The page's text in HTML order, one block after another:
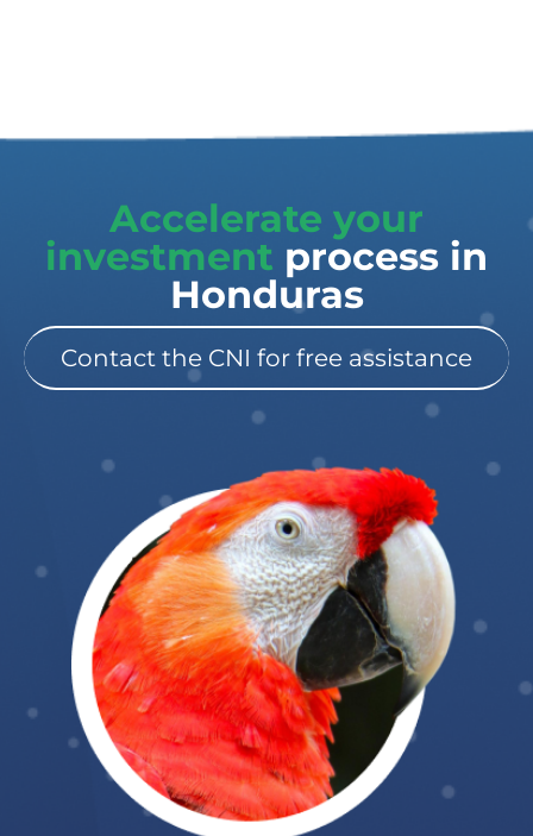
Accelerate your
investment process in
Honduras
Contact the CNI for free assistance